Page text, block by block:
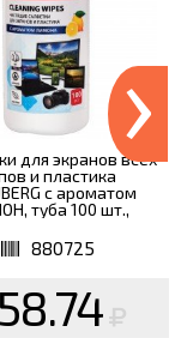
для экранов всех
и пластика
с ароматом
туба 100 шт.,
880725
›